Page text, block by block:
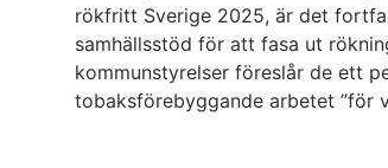
rökfritt Sverige 2025, är det
samhällsstöd för att fasa ut
kommunstyrelser föreslår de ett
tobaksförebyggande arbetet ”för